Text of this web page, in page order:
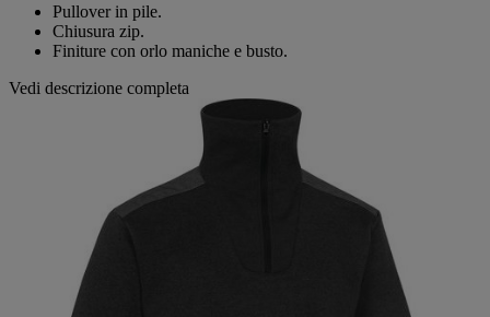
pagina.
Pullover in pile.
Chiusura zip.
Finiture con orlo maniche e busto.
Vedi descrizione completa